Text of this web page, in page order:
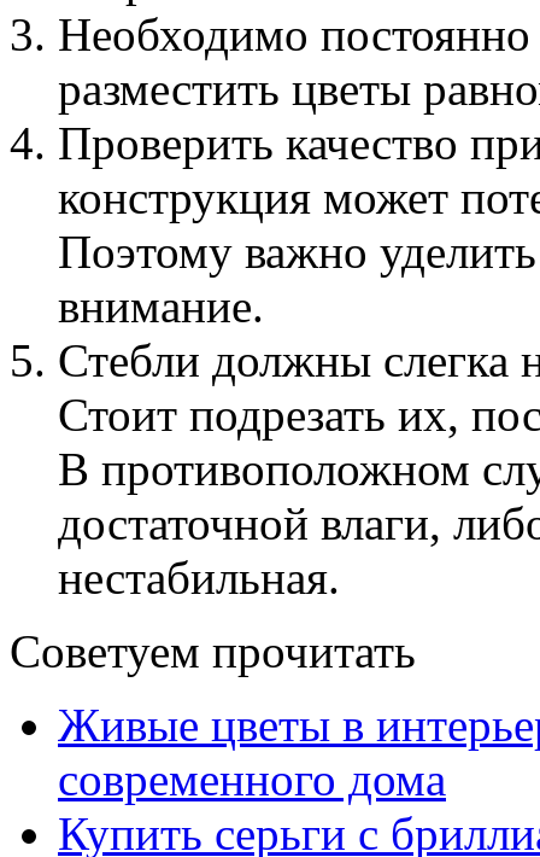
Необходимо
разместить цветы
Проверить качество
конструкция может
Поэтому важно
внимание.
Стебли должны слегка
Стоит подрезать их,
В противоположном
достаточной влаги,
нестабильная.
Советуем прочитать
Живые цветы в
современного дома
Купить серьги с